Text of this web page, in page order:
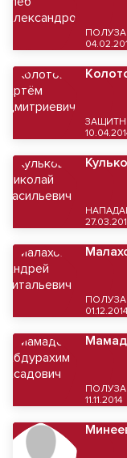
01.12.2014
11.11.2014